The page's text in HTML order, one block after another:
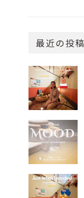
最近の投稿